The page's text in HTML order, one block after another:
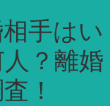
手はい
？離婚
！